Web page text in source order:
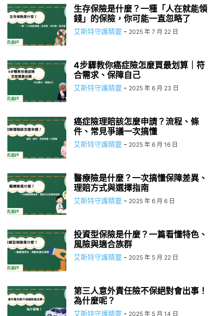
生存保險是什麼？一種「人在就能領
錢」的保險，你可能一直忽略了
艾斯特守護精靈 - 2025 年 7 月 22 日
4步驟教你癌症險怎麼買最划算｜符
合需求、保障自己
艾斯特守護精靈 - 2025 年 6 月 23 日
癌症險理賠該怎麼申請？流程、條
件、常見爭議一次搞懂
艾斯特守護精靈 - 2025 年 6 月 16 日
醫療險是什麼？一次搞懂保障差異、
理賠方式與選擇指南
艾斯特守護精靈 - 2025 年 6 月 6 日
投資型保險是什麼？一篇看懂特色、
風險與適合族群
艾斯特守護精靈 - 2025 年 5 月 22 日
第三人意外責任險不保絕對會出事！
為什麼呢？
艾斯特守護精靈 - 2025 年 5 月 14 日